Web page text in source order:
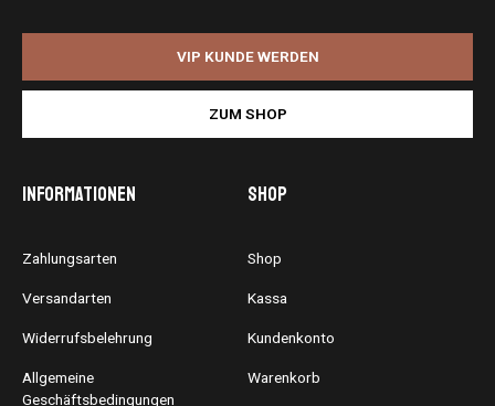
VIP KUNDE WERDEN
ZUM SHOP
Informationen
Zahlungsarten
Versandarten
Widerrufsbelehrung
Allgemeine
Geschäftsbedingungen
Shop
Shop
Kassa
Kundenkonto
Warenkorb